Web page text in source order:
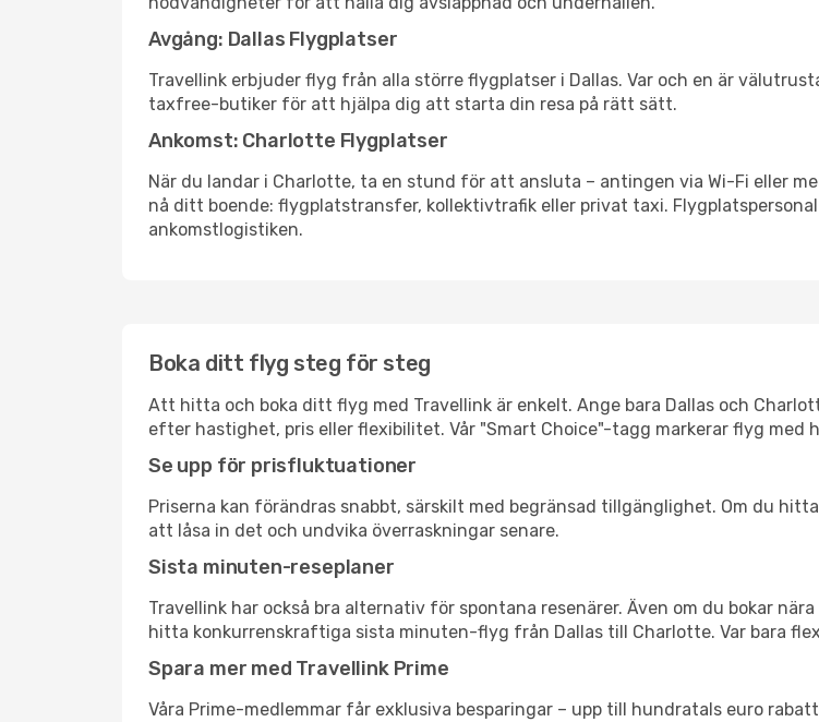
Avgång: Dallas Flygplatser
Travellink erbjuder flyg från alla större flygplatser i Dallas. Var och en är
taxfree-butiker för att hjälpa dig att starta din resa på rätt sätt.
Ankomst: Charlotte Flygplatser
När du landar i Charlotte, ta en stund för att ansluta – antingen via Wi-Fi eller
nå ditt boende: flygplatstransfer, kollektivtrafik eller privat taxi.
ankomstlogistiken.
Boka ditt flyg steg för steg
Att hitta och boka ditt flyg med Travellink är enkelt. Ange bara Dallas och
efter hastighet, pris eller flexibilitet. Vår "Smart Choice"-tagg markerar flyg med
Se upp för prisfluktuationer
Priserna kan förändras snabbt, särskilt med begränsad tillgänglighet. Om du
att låsa in det och undvika överraskningar senare.
Sista minuten-reseplaner
Travellink har också bra alternativ för spontana resenärer. Även om du bokar
hitta konkurrenskraftiga sista minuten-flyg från Dallas till Charlotte. Var bara
Spara mer med Travellink Prime
Våra Prime-medlemmar får exklusiva besparingar – upp till hundratals euro